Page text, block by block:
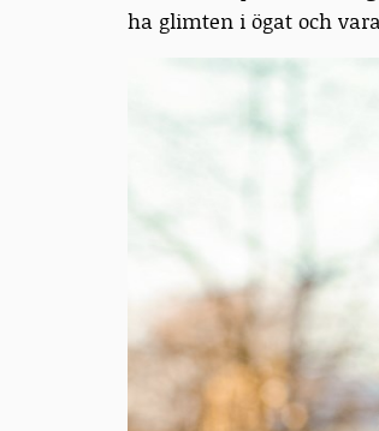
ha glimten i ögat och